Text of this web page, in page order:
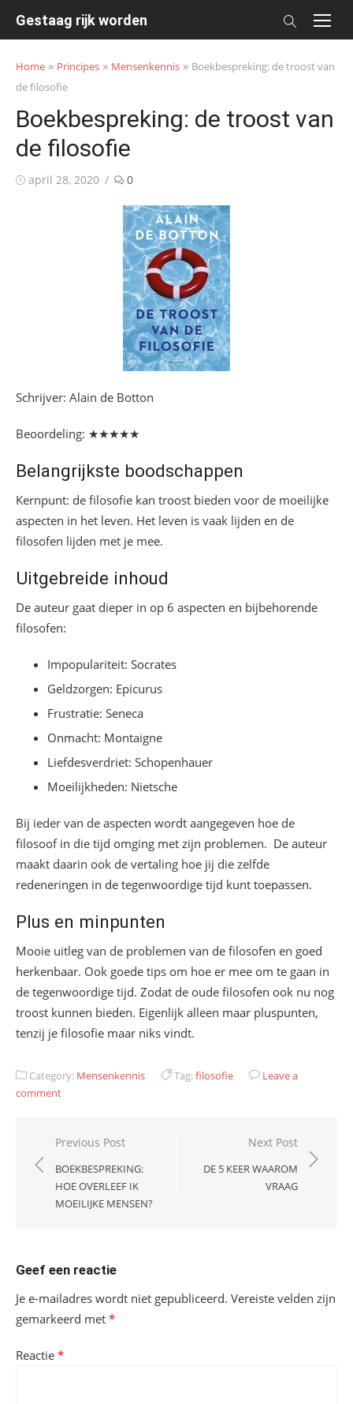
Gestaag rijk worden
Home » Principes » Mensenkennis » Boekbespreking: de troost van
de filosofie
Boekbespreking: de troost van
de filosofie
Posted
april 28, 2020 0
Schrijver: Alain de Botton
Beoordeling: ★★★★★
Belangrijkste boodschappen
Kernpunt: de filosofie kan troost bieden voor de moeilijke
aspecten in het leven. Het leven is vaak lijden en de
filosofen lijden met je mee.
Uitgebreide inhoud
De auteur gaat dieper in op 6 aspecten en bijbehorende
filosofen:
Impopulariteit: Socrates
Geldzorgen: Epicurus
Frustratie: Seneca
Onmacht: Montaigne
Liefdesverdriet: Schopenhauer
Moeilijkheden: Nietsche
Bij ieder van de aspecten wordt aangegeven hoe de
filosoof in die tijd omging met zijn problemen. De auteur
maakt daarin ook de vertaling hoe jij die zelfde
redeneringen in de tegenwoordige tijd kunt toepassen.
Plus en minpunten
Mooie uitleg van de problemen van de filosofen en goed
herkenbaar. Ook goede tips om hoe er mee om te gaan in
de tegenwoordige tijd. Zodat de oude filosofen ook nu nog
troost kunnen bieden. Eigenlijk alleen maar pluspunten,
tenzij je filosofie maar niks vindt.
Category: Mensenkennis Tag:filosofie
Leave a
comment
Bericht
navigatie
Previous Post
BOEKBESPREKING:
HOE OVERLEEF IK
MOEILIJKE MENSEN?
Next Post
DE 5 KEER WAAROM
VRAAG
Geef een reactie
Je e-mailadres wordt niet gepubliceerd. Vereiste velden zijn
gemarkeerd met *
Reactie *